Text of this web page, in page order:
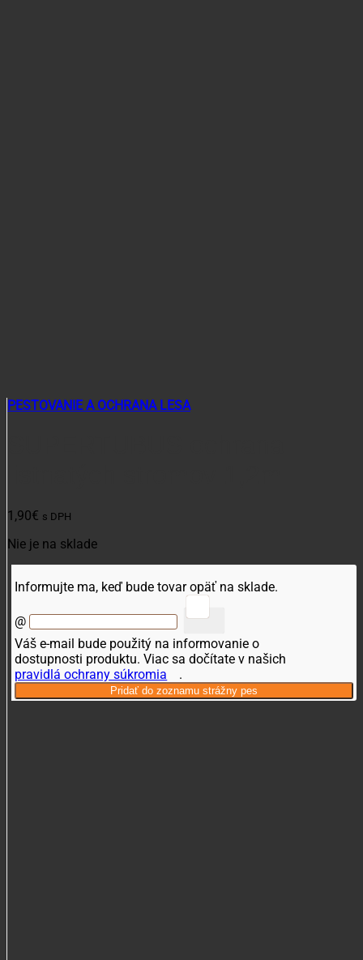
PESTOVANIE A OCHRANA LESA
1,90€ s DPH
Nie je na sklade
Informujte ma, keď bude tovar opäť na sklade.
@
Váš e-mail bude použitý na informovanie o
dostupnosti produktu. Viac sa dočítate v našich
pravidlá ochrany súkromia
.